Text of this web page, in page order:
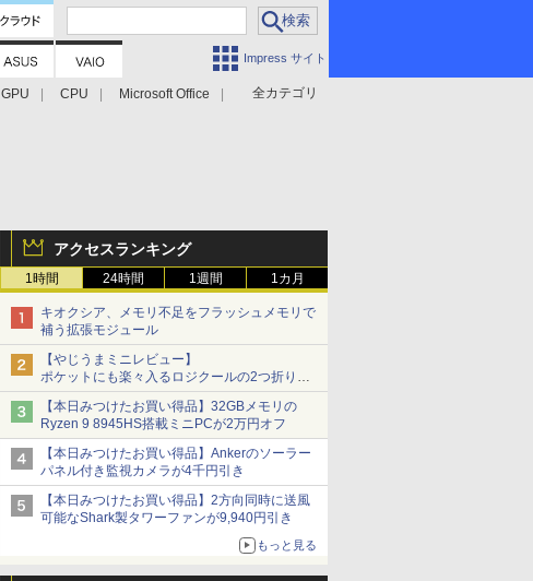
Impress サイト
全カテゴリ
GPU CPU
Microsoft Office
アクセスランキング
1時間 24時間 1週間 1カ月
キオクシア、メモリ不足をフラッシュメモリで
補う拡張モジュール
【やじうまミニレビュー】
ポケットにも楽々入るロジクールの2つ折りマ
ウス「Mobi Fold」。その気になるギミックと
は？
【本日みつけたお買い得品】32GBメモリの
Ryzen 9 8945HS搭載ミニPCが2万円オフ
【本日みつけたお買い得品】Ankerのソーラー
パネル付き監視カメラが4千円引き
【本日みつけたお買い得品】2方向同時に送風
可能なShark製タワーファンが9,940円引き
もっと見る